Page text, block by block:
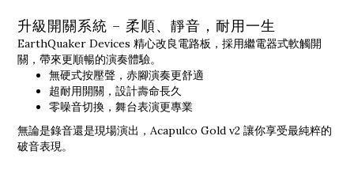
升級開關系統 – 柔順、靜音，耐用一生
EarthQuaker Devices 精心改良電路板，採用繼電器式軟觸開
關，帶來更順暢的演奏體驗。
無硬式按壓聲，赤腳演奏更舒適
超耐用開關，設計壽命長久
零噪音切換，舞台表演更專業
無論是錄音還是現場演出，Acapulco Gold v2 讓你享受最純粹的
破音表現。